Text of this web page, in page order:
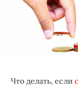
бизнеса,
создающее
устойчивые
конкурентные
Что делать, если